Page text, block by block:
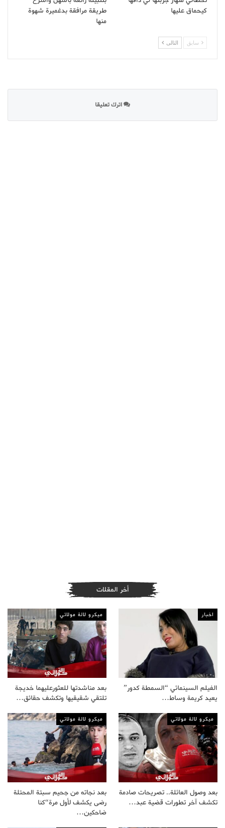
كيحماق عليها
طريقة مرافقة بدغميرة شهوة
منها
سابق التالى
اترك تعليقا
أخر المقلات
اخبار
الفيلم السينمائي “السمطة كدور”
يعيد كريمة وساط…
ميكرو لالة مولاتي
بعد مناشدتها للعثورعليهما خديجة
تلتقي شقيقيها وتكشف حقائق…
ميكرو لالة مولاتي
بعد وصول العائلة.. تصريحات صادمة
تكشف آخر تطورات قضية عبد…
ميكرو لالة مولاتي
بعد نجاته من جحيم سبتة المحتلة
رضى يكشف لأول مرة“كنا
ضاحكين…